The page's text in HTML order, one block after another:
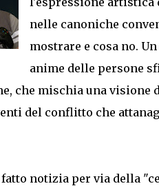
nelle canoniche
mostrare e cosa no.
anime delle persone
che mischia una visione
del conflitto che
notizia per via della